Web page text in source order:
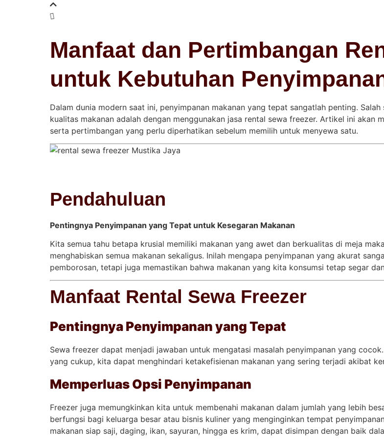
Manfaat dan Pertimbangan
untuk Kebutuhan
Dalam dunia modern saat ini, penyimpanan makanan yang tepat sangatlah penting.
kualitas makanan adalah dengan menggunakan jasa rental sewa freezer. Artikel ini akan
serta pertimbangan yang perlu diperhatikan sebelum memilih untuk menyewa satu.
Pendahuluan
Pentingnya Penyimpanan yang Tepat untuk Kesegaran Makanan
Kita semua tahu betapa krusial memiliki makanan yang awet dan berkualitas di meja
menghabiskan semua makanan sekaligus. Inilah mengapa penyimpanan yang akurat
pemborosan, tetapi juga memastikan bahwa makanan yang kita konsumsi tetap segar
Manfaat Rental Sewa Freezer
Pentingnya Penyimpanan yang Tepat
Sewa freezer dapat menjadi jawaban untuk mengatasi masalah penyimpanan yang
yang cukup, kita dapat menghindari ketakefisienan makanan yang sering terjadi akibat
Memperluas Opsi Penyimpanan
Freezer juga memungkinkan kita untuk membenahi makanan dalam jumlah yang lebih
berfungsi bagi keluarga besar atau bisnis kuliner yang menginginkan tempat
makanan siap saji, daging, ikan, sayuran, hingga es krim, dapat disimpan dengan baik